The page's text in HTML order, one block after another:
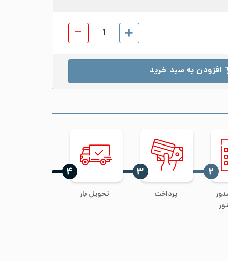
فلنج گلودار استیل 304 سایز 24 اینچ کلاس 150 عدد
افزودن به سبد خرید
‍۲
پرداخت
‍۳
تحویل بار
‍۴